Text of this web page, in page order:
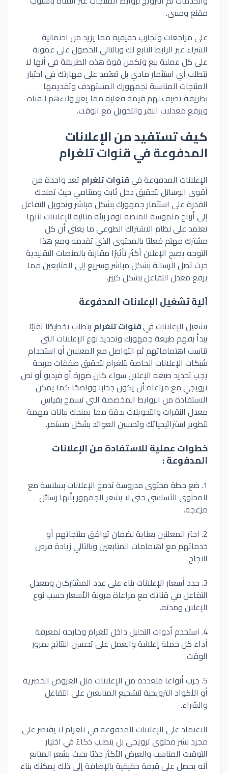
مقنعومبني.
علىمراجعاتوتجاربحقيقيةمما يزيد من احتمالية
الشراء عبر الرابط التابعلكوبالتالي الحصولعلىعمولة
علىكلعمليةبيعوتكمنقوةهذه الطريقةفيأنها لا
تتطلبأي استثمارماديبلتعتمد علىمهارتكفي اختيار
المنتجات المناسبةلجمهورك المستهدفوتقديمها
بطريقةتضيفلهمقيمةفعليةمما يعززولاءهمللقناة
ويرفعمعدلات النقروالتحويلمع الوقت.
كيف تستفيد من الإعلانات
المدفوعة في قنوات تلغرام
الإعلانات المدفوعة فيقنوات تلغرام تعد واحدة من
أقوى الوسائل لتحقيق دخل ثابت ومتنامي حيث تمنحك
القدرة على استثمار جمهورك بشكل مباشر وتحويل التفاعل
إلى أرباح ملموسة المنصة توفر بيئة مثاليةللإعلاناتلأنها
تعتمد على نظام الاشتراك الطوعي ما يعني أن كل
مشترك مهتم فعليًا بالمحتوى الذي تقدمه ومع هذا
التوجه يصبح الإعلان أكثر تأثيرًا مقارنة بالمنصات التقليدية
حيث تصل الرسالة بشكل مباشر وسريع إلى المتابعين مما
يرفع معدل التفاعل بشكل كبير.
آلية تشغيل الإعلانات المدفوعة
تشغيل الإعلانات فيقنوات تلغرام يتطلب تخطيطًا تقنيًا
يبدأ بفهم طبيعةجمهوركوتحديد نوع الإعلانات التي
تناسب اهتماماتهم ثم التواصل مع المعلنين أو استخدام
شبكات الإعلانات الخاصة بتلغرام لتحقيق صفقات مربحة
يجب تحديد صيغة الإعلان سواء كان صورة أو فيديو أو نص
ترويجي مع مراعاة أن يكون جذابا وواضحًا كما يمكن
الاستفادةمن الروابط المخصصة التي تسمح بقياس
معدل النقرات والتحويلات بدقة مما يمنحك بيانات مهمة
لتطوير استراتيجياتك وتحسين العوائد بشكل مستمر.
خطوات عملية للاستفادة من الإعلانات
المدفوعة :
1. ضع خطة محتوى مدروسة تدمج الإعلانات بسلاسة مع
المحتوى الأساسي حتى لا يشعر الجمهور بأنها رسائل
مزعجة.
2. اختر المعلنين بعناية لضمان توافق منتجاتهم أو
خدماتهم مع اهتمامات المتابعين وبالتالي زيادة فرص
النجاح.
3. حدد أسعار الإعلانات بناء على عدد المشتركين ومعدل
التفاعل في قناتك مع مراعاة مرونة الأسعار حسب نوع
الإعلان ومدته.
4. استخدم أدوات التحليل داخل تلغرام وخارجه لمعرفة
أداء كلحملة إعلانية والعملعلىتحسين النتائجبمرور
الوقت.
5. جرب أنواعا متعددة من الإعلانات مثل العروض الحصرية
أو الأكواد الترويجية لتشجيع المتابعين على التفاعل
والشراء.
الاعتماد على الإعلانات المدفوعة في تلغرام لا يقتصر على
مجرد نشر محتوى ترويجي بل يتطلب ذكاءً في اختيار
التوقيت المناسب والعرض الأكثر جذبًا بحيث يشعر المتابع
أنه يحصل على قيمة حقيقية بالإضافة إلى ذلك يمكنك بناء